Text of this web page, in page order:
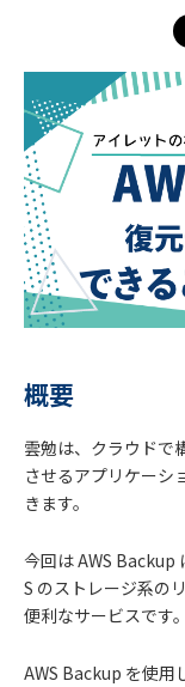
概要
雲勉は、クラウドで
させるアプリケーシ
きます。
今回は AWS Backup
S のストレージ系の
便利なサービスです。
AWS Backup を使用